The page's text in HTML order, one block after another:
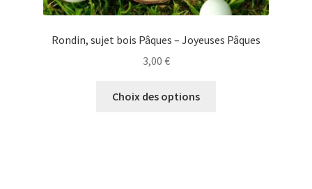
Rondin, sujet bois Pâques – Joyeuses Pâques
3,00 €
Choix des options